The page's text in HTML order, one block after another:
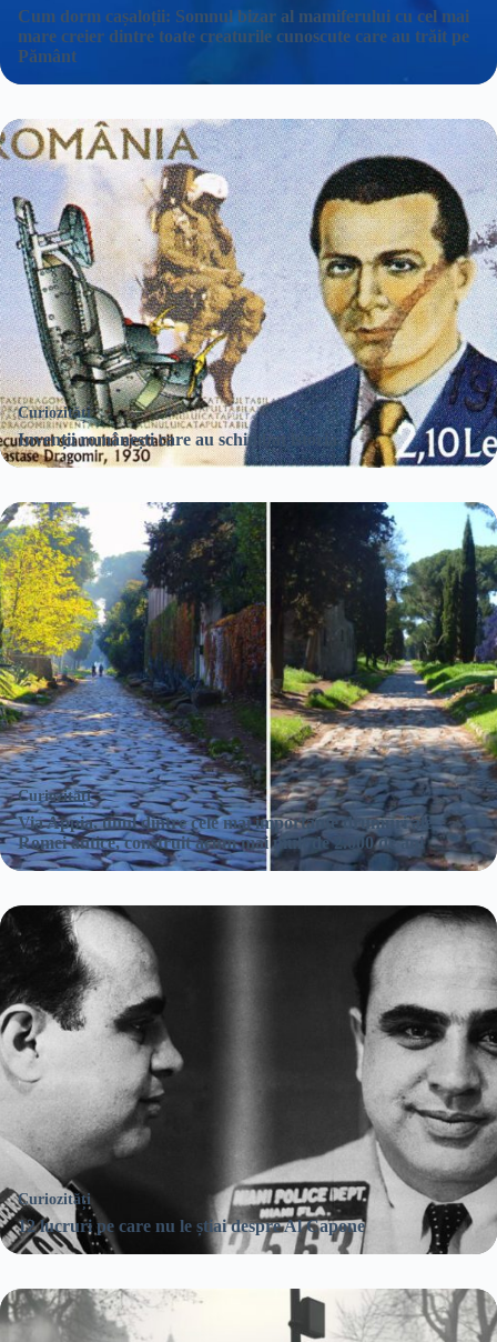
Cum dorm cașaloții: Somnul bizar al mamiferului cu cel mai
mare creier dintre toate creaturile cunoscute care au trăit pe
Pământ
Curiozități
Invenții românești care au schimbat istoria
Curiozități
Via Appia, unul dintre cele mai importante drumuri ale
Romei antice, construit acum mai mult de 2.000 de ani
Curiozități
12 lucruri pe care nu le știai despre Al Capone